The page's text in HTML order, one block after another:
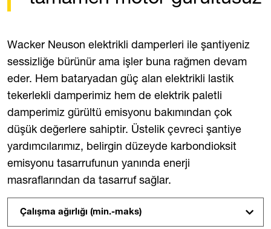
Wacker Neuson elektrikli damperleri ile şantiyeniz
sessizliğe bürünür ama işler buna rağmen devam
eder. Hem bataryadan güç alan elektrikli lastik
tekerlekli damperimiz hem de elektrik paletli
damperimiz gürültü emisyonu bakımından çok
düşük değerlere sahiptir. Üstelik çevreci şantiye
yardımcılarımız, belirgin düzeyde karbondioksit
emisyonu tasarrufunun yanında enerji
masraflarından da tasarruf sağlar.
Çalışma ağırlığı (min.-maks)